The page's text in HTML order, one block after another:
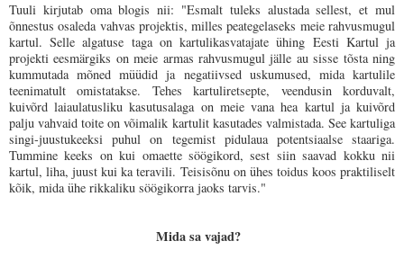
Tuuli kirjutab oma blogis nii: "Esmalt tuleks alustada sellest, et mul
õnnestus osaleda vahvas projektis, milles peategelaseks meie rahvusmugul
kartul. Selle algatuse taga on kartulikasvatajate ühing Eesti Kartul ja
projekti eesmärgiks on meie armas rahvusmugul jälle au sisse tõsta ning
kummutada mõned müüdid ja negatiivsed uskumused, mida kartulile
teenimatult omistatakse. Tehes kartuliretsepte, veendusin korduvalt,
kuivõrd laiaulatusliku kasutusalaga on meie vana hea kartul ja kuivõrd
palju vahvaid toite on võimalik kartulit kasutades valmistada. See kartuliga
singi-juustukeeksi puhul on tegemist pidulaua potentsiaalse staariga.
Tummine keeks on kui omaette söögikord, sest siin saavad kokku nii
kartul, liha, juust kui ka teravili. Teisisõnu on ühes toidus koos praktiliselt
kõik, mida ühe rikkaliku söögikorra jaoks tarvis."
Mida sa vajad?